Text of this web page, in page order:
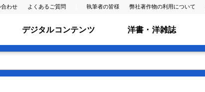
合わせ よくあるご質問 執筆者の皆様 弊社著作物の利用について
デジタルコンテンツ 洋書・洋雑誌